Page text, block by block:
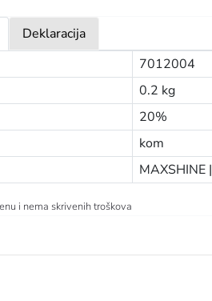
Deklaracija
7012004
0.2 kg
20%
kom
MAXSHINE |
i nema skrivenih troškova